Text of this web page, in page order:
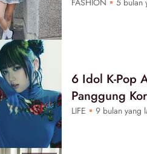
FASHION 5 bulan
6 Idol K-Pop
Panggung
LIFE 9 bulan yang